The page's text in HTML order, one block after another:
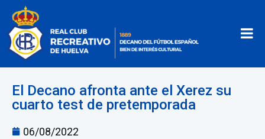
El Decano afronta ante el Xerez su
cuarto test de pretemporada
06/08/2022